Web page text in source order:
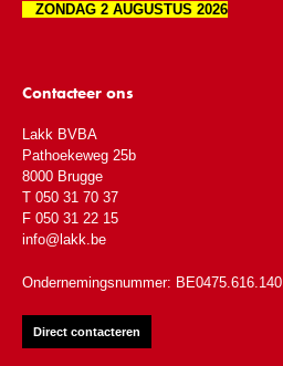
ZONDAG 2 AUGUSTUS 2026
Contacteer ons
Lakk BVBA
Pathoekeweg 25b
8000 Brugge
T 050 31 70 37
F 050 31 22 15
info@lakk.be
Ondernemingsnummer: BE0475.616.140
Direct contacteren